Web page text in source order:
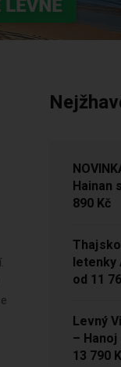
Hainan
890 Kč
letenky
od 11
Levný
–
13 790